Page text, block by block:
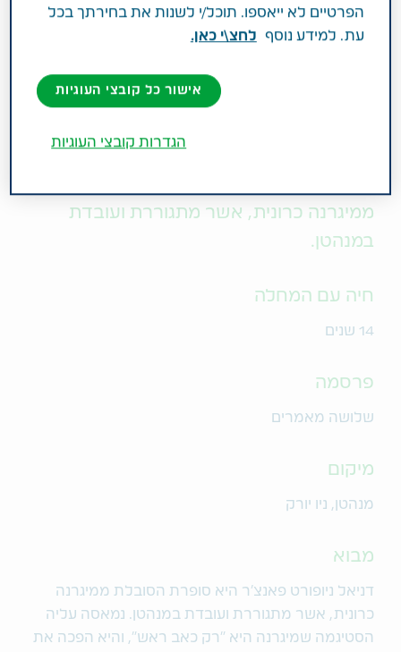
ממיגרנה כרונית, אשר מתגוררת ועובדת
במנהטן.
חיה עם המחלה
14 שנים
פרסמה
שלושה מאמרים
מיקום
מנהטן, ניו יורק
מבוא
דניאל ניופורט פאנצ'ר היא סופרת הסובלת ממיגרנה
כרונית, אשר מתגוררת ועובדת במנהטן. נמאסה עליה
הסטיגמה שמיגרנה היא "רק כאב ראש", והיא הפכה את
הפרטיים לא ייאספו. תוכל/י לשנות את בחירתך בכל
עת. למידע נוסף
לחצ\י כאן.
אישור כל קובצי העוגיות
הגדרות קובצי העוגיות